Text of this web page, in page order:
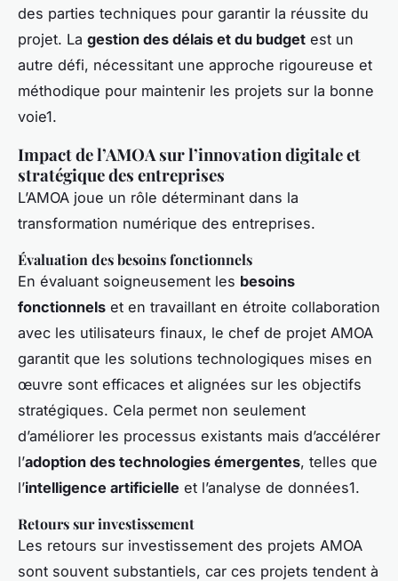
des parties techniques pour garantir la réussite du
projet. La gestion des délais et du budget est un
autre défi, nécessitant une approche rigoureuse et
méthodique pour maintenir les projets sur la bonne
voie1.
Impact de l’AMOA sur l’innovation digitale et
stratégique des entreprises
L’AMOA joue un rôle déterminant dans la
transformation numérique des entreprises.
Évaluation des besoins fonctionnels
En évaluant soigneusement les besoins
fonctionnels et en travaillant en étroite collaboration
avec les utilisateurs finaux, le chef de projet AMOA
garantit que les solutions technologiques mises en
œuvre sont efficaces et alignées sur les objectifs
stratégiques. Cela permet non seulement
d’améliorer les processus existants mais d’accélérer
l’adoption des technologies émergentes, telles que
l’intelligence artificielle et l’analyse de données1.
Retours sur investissement
Les retours sur investissement des projets AMOA
sont souvent substantiels, car ces projets tendent à